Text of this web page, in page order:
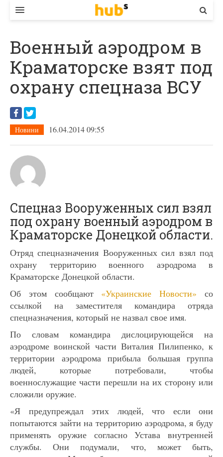
ЕКОНОМІКА
БІЗНЕС
СТАРТЕР
КОНТАКТИ
Военный аэродром в
Краматорске взят под
охрану спецназа ВСУ
Новини 16.04.2014 09:55
Спецназ Вооруженных сил взял
под охрану военный аэродром в
Краматорске Донецкой области.
Отряд спецназначения Вооруженных сил взял под
охрану территорию военного аэродрома в
Краматорске Донецкой области.
Об этом сообщают «Украинские Новости» со
ссылкой на заместителя командира отряда
спецназначения, который не назвал свое имя.
По словам командира дислоцирующейся на
аэродроме воинской части Виталия Пилипенко, к
территории аэродрома прибыла большая группа
людей, которые потребовали, чтобы
военнослужащие части перешли на их сторону или
сложили оружие.
«Я предупреждал этих людей, что если они
попытаются зайти на территорию аэродрома, я буду
применять оружие согласно Устава внутренней
службы. Они подумали, что, может быть,